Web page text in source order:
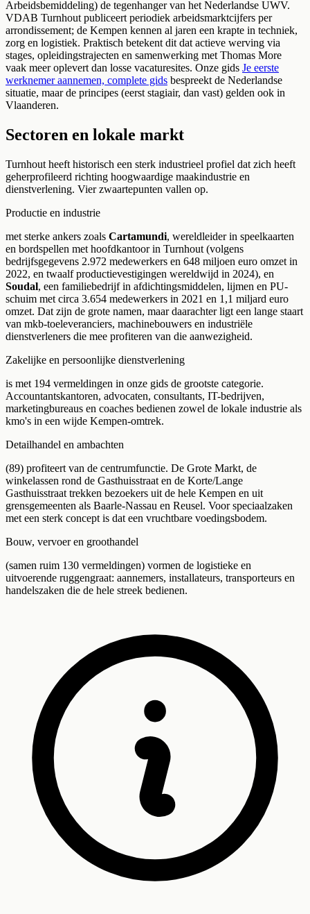
Arbeidsbemiddeling) de tegenhanger van het Nederlandse UWV.
VDAB Turnhout publiceert periodiek arbeidsmarktcijfers per
arrondissement; de Kempen kennen al jaren een krapte in techniek,
zorg en logistiek. Praktisch betekent dit dat actieve werving via
stages, opleidingstrajecten en samenwerking met Thomas More
vaak meer oplevert dan losse vacaturesites. Onze gids Je eerste
werknemer aannemen, complete gids bespreekt de Nederlandse
situatie, maar de principes (eerst stagiair, dan vast) gelden ook in
Vlaanderen.
Sectoren en lokale markt
Turnhout heeft historisch een sterk industrieel profiel dat zich heeft
geherprofileerd richting hoogwaardige maakindustrie en
dienstverlening. Vier zwaartepunten vallen op.
Productie en industrie
met sterke ankers zoals Cartamundi, wereldleider in speelkaarten
en bordspellen met hoofdkantoor in Turnhout (volgens
bedrijfsgegevens 2.972 medewerkers en 648 miljoen euro omzet in
2022, en twaalf productievestigingen wereldwijd in 2024), en
Soudal, een familiebedrijf in afdichtingsmiddelen, lijmen en PU-
schuim met circa 3.654 medewerkers in 2021 en 1,1 miljard euro
omzet. Dat zijn de grote namen, maar daarachter ligt een lange staart
van mkb-toeleveranciers, machinebouwers en industriële
dienstverleners die mee profiteren van die aanwezigheid.
Zakelijke en persoonlijke dienstverlening
is met 194 vermeldingen in onze gids de grootste categorie.
Accountantskantoren, advocaten, consultants, IT-bedrijven,
marketingbureaus en coaches bedienen zowel de lokale industrie als
kmo's in een wijde Kempen-omtrek.
Detailhandel en ambachten
(89) profiteert van de centrumfunctie. De Grote Markt, de
winkelassen rond de Gasthuisstraat en de Korte/Lange
Gasthuisstraat trekken bezoekers uit de hele Kempen en uit
grensgemeenten als Baarle-Nassau en Reusel. Voor speciaalzaken
met een sterk concept is dat een vruchtbare voedingsbodem.
Bouw, vervoer en groothandel
(samen ruim 130 vermeldingen) vormen de logistieke en
uitvoerende ruggengraat: aannemers, installateurs, transporteurs en
handelszaken die de hele streek bedienen.